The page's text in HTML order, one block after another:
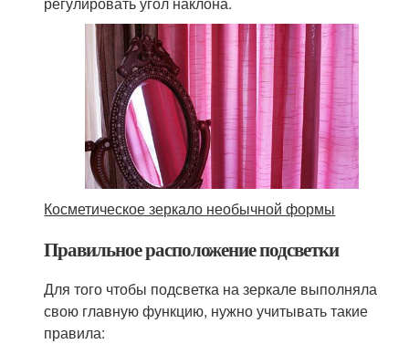
Косметическое зеркало необычной формы
Правильное расположение подсветки
Для того чтобы подсветка на зеркале выполняла
свою главную функцию, нужно учитывать такие
правила: